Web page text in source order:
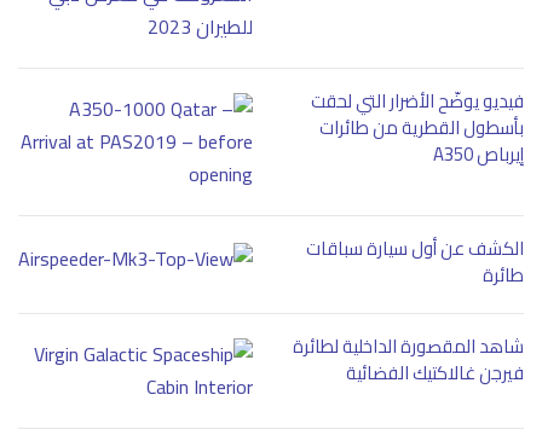
فيديو يوضّح الأضرار التي لحقت
بأسطول القطرية من طائرات
إيرباص A350
الكشف عن أول سيارة سباقات
طائرة
شاهد المقصورة الداخلية لطائرة
فيرجن غالاكتيك الفضائية